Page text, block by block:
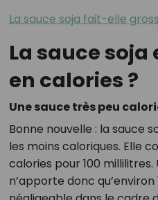
La sauce soja fait-elle
La sauce
en calories ?
Une sauce très peu
Bonne nouvelle : la sauce
les moins caloriques. Elle
calories pour 100
n’apporte donc qu’environ